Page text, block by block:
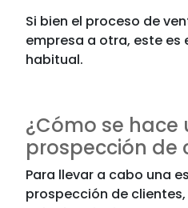
Si bien el proceso de
empresa a otra, este es
habitual.
¿Cómo se hace
prospección de
Para llevar a cabo una
prospección de